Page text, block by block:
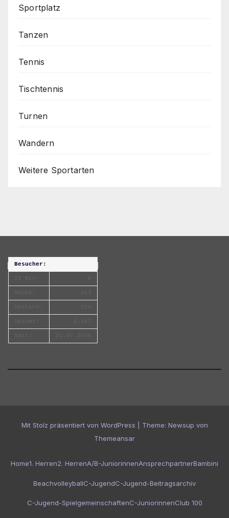
Sportplatz
Tanzen
Tennis
Tischtennis
Turnen
Wandern
Weitere Sportarten
Besucher:
Mit Stolz präsentiert von WordPress Theme: Newsup von
Themeansar
Home1. Herren2. HerrenA/B-JuniorinnenAnsprechpartnerBambini
BeachvolleyballC-JugendC-Jugend-Beitragsarchiv
C-Jugend-SpielgemeinschaftenC-JuniorinnenClub 100